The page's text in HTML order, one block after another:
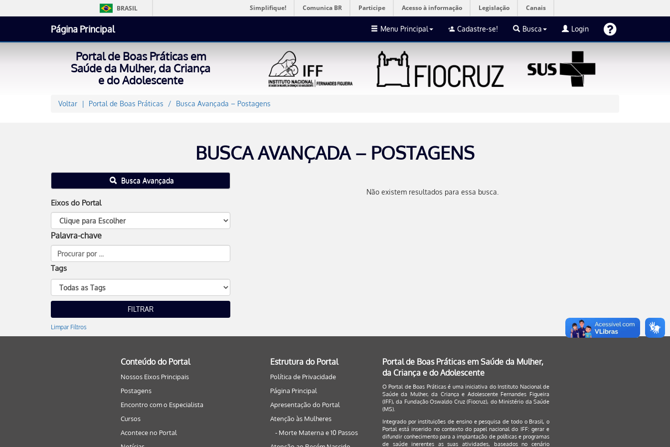
BRASIL Simplifique! Comunica BR Participe Acesso à informação Legislação Canais
Página Principal Menu Principal Cadastre-se! Busca Login
Portal de Boas Práticas em
Saúde da Mulher, da Criança
e do Adolescente
Voltar Portal de Boas Práticas Busca Avançada – Postagens
BUSCA AVANÇADA – POSTAGENS
Busca Avançada
Eixos do Portal
Palavra-chave
Tags
Limpar Filtros
Não existem resultados para essa busca.
Conteúdo do Portal
Nossos Eixos Principais
Postagens
Encontro com o Especialista
Cursos
Acontece no Portal
Estrutura do Portal
Política de Privacidade
Página Principal
Apresentação do Portal
Atenção às Mulheres
- Morte Materna e 10 Passos
Portal de Boas Práticas em Saúde da Mulher,
da Criança e do Adolescente
O Portal de Boas Práticas é uma iniciativa do Instituto Nacional de
Saúde da Mulher, da Criança e Adolescente Fernandes Figueira
(IFF), da Fundação Oswaldo Cruz (Fiocruz), do Ministério da Saúde
(MS).
Integrado por instituições de ensino e pesquisa de todo o Brasil, o
Portal está inserido no contexto do papel nacional do IFF: gerar e
difundir conhecimento para a implantação de políticas e programas
de saúde inerentes as suas atividades, baseados no cenário